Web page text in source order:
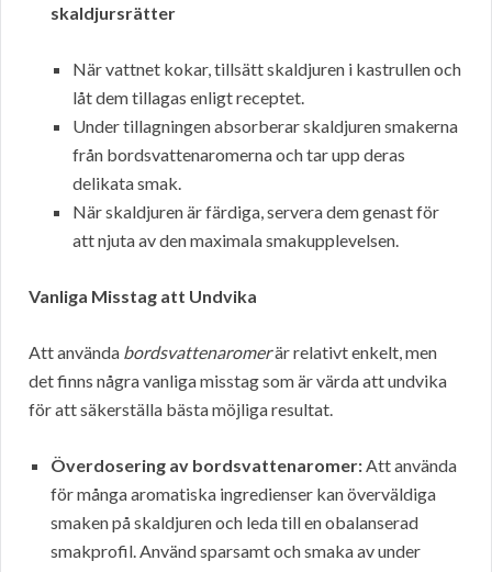
skaldjursrätter
När vattnet kokar, tillsätt skaldjuren i kastrullen och
låt dem tillagas enligt receptet.
Under tillagningen absorberar skaldjuren smakerna
från bordsvattenaromerna och tar upp deras
delikata smak.
När skaldjuren är färdiga, servera dem genast för
att njuta av den maximala smakupplevelsen.
Vanliga Misstag att Undvika
Att använda bordsvattenaromerär relativt enkelt, men
det finns några vanliga misstag som är värda att undvika
för att säkerställa bästa möjliga resultat.
Överdosering av bordsvattenaromer:Att använda
för många aromatiska ingredienser kan överväldiga
smaken på skaldjuren och leda till en obalanserad
smakprofil. Använd sparsamt och smaka av under